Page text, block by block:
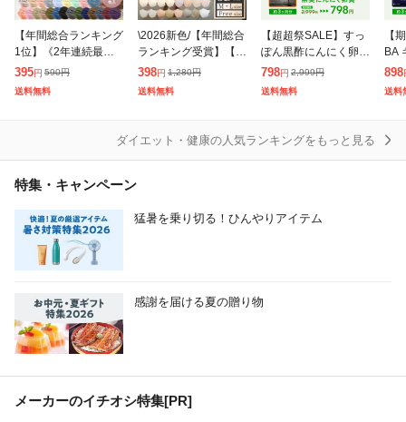
【年間総合ランキング
1位】《2年連続最も
売れたマスク》 マス
ク 不織布 50枚 30枚
395円 590円
送料無料
\2026新色/【年間総合
ランキング受賞】【ク
ーポンで10%OFF】
マスク 不織布 立体 3
398円 1,280円
送料無料
【超超祭SALE】すっ
ぽん黒酢にんにく卵黄
約3ヵ月分 無臭にんに
く 送料無料 サプリメ
798円 2,999円
送料無料
【
BA
サ
品
898
送料
ダイエット・健康の人気ランキングをもっと見る
特集・キャンペーン
猛暑を乗り切る！ひんやりアイテム
感謝を届ける夏の贈り物
メーカーのイチオシ特集[PR]